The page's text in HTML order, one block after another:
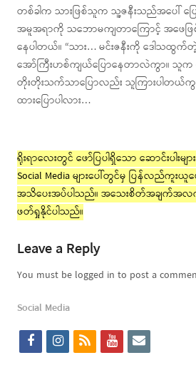
တစ်ခါက သားဖြစ်သူက သူ့ဇနီးသည်အပေါ်
အမူအရာကို သဘောမကျတာကြောင့် အဖေဖြ
နေပါတယ်။ “သား… မင်းဇနီးကို ဒေါသထွ
အော်ကြီးဟစ်ကျယ်ပြောနေတာလဲကွာ။ သူက
တိုးတိုးသက်သာပြောလည်း သူကြားပါတယ်ကွ
ထားပြောပါလား…
ရိုးရာလေးတွင် ဖော်ပြပါရှိသော ဆောင်းပါး
Social Media များပေါ်တွင်မှ ပြန်လည်ကူးယူဖ
အသိပေးအပ်ပါသည်။ အသေးစိတ်အချက်အလ
ဖတ်ရှုနိုင်ပါသည်။
Leave a Reply
You must be logged in to post a
Social Media
f
i
r
y
e